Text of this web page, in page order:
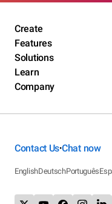
Create
Features
Solutions
Learn
Company
Contact Us•Chat now
EnglishDeutschPortuguês